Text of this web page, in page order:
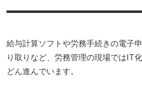
給与計算ソフトや労務手続きの電子
り取りなど、労務管理の現場ではIT
どん進んでいます。